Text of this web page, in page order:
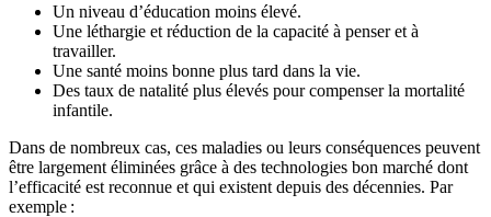
Un niveau d’éducation moins élevé.
Une léthargie et réduction de la capacité à penser et à
travailler.
Une santé moins bonne plus tard dans la vie.
Des taux de natalité plus élevés pour compenser la mortalité
infantile.
Dans de nombreux cas, ces maladies ou leurs conséquences peuvent
être largement éliminées grâce à des technologies bon marché dont
l’efficacité est reconnue et qui existent depuis des décennies. Par
exemple :